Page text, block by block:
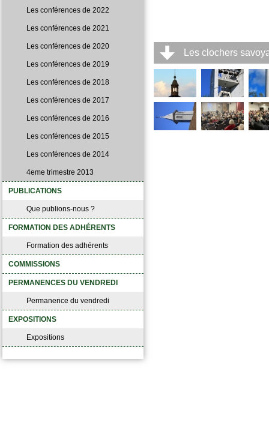
Les conférences de 2022
Les conférences de 2021
Les conférences de 2020
Les conférences de 2019
Les conférences de 2018
Les conférences de 2017
Les conférences de 2016
Les conférences de 2015
Les conférences de 2014
4eme trimestre 2013
PUBLICATIONS
Que publions-nous ?
FORMATION DES ADHÉRENTS
Formation des adhérents
COMMISSIONS
PERMANENCES DU VENDREDI
Permanence du vendredi
EXPOSITIONS
Expositions
Les clochers